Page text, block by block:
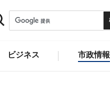
ビジネス 市政情報